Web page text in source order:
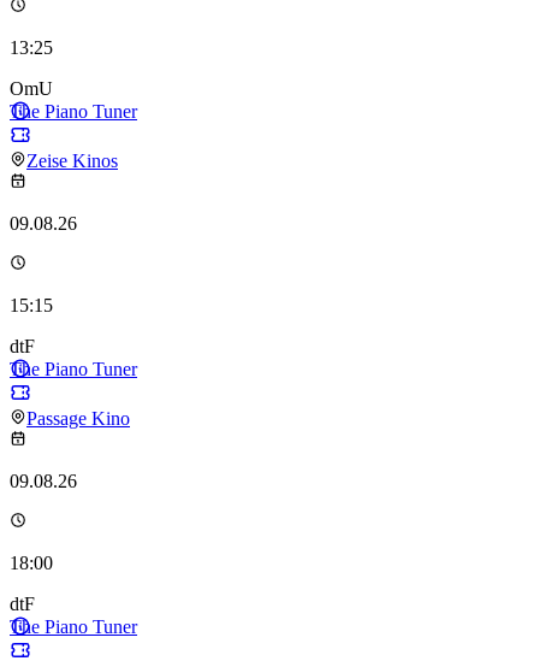
13:25
OmU
The Piano Tuner
Zeise Kinos
09.08.26
15:15
dtF
The Piano Tuner
Passage Kino
09.08.26
18:00
dtF
The Piano Tuner